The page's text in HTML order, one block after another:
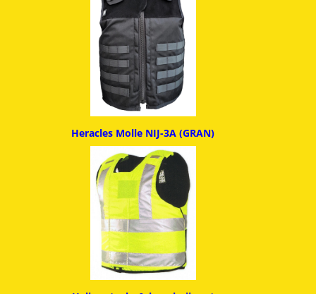
Heracles Molle NIJ-3A (GRAN)